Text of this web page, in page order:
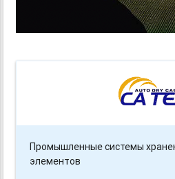
Промышленные системы
элементов